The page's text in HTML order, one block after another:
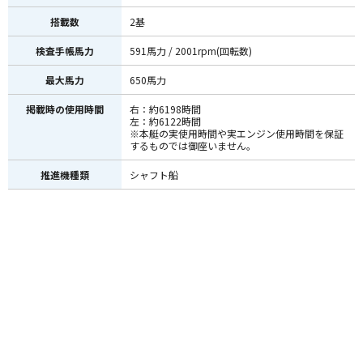
搭載数 2基
検査手帳馬力 591馬力 / 2001rpm(回転数)
最大馬力 650馬力
掲載時の使用時間
右：約6198時間
左：約6122時間
※本艇の実使用時間や実エンジン使用時間を保証
するものでは御座いません。
推進機種類 シャフト船